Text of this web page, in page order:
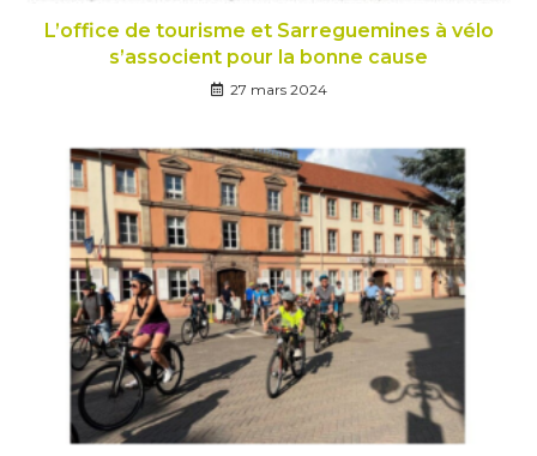
L’office de tourisme et Sarreguemines à vélo
s’associent pour la bonne cause
27 mars 2024